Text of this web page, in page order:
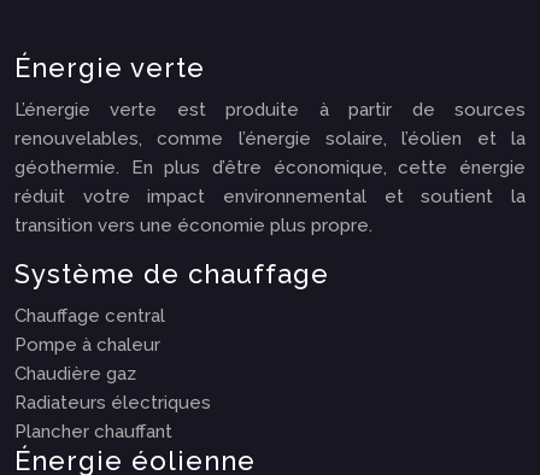
Énergie verte
L’énergie verte est produite à partir de sources
renouvelables, comme l’énergie solaire, l’éolien et la
géothermie. En plus d’être économique, cette énergie
réduit votre impact environnemental et soutient la
transition vers une économie plus propre.
Système de chauffage
Chauffage central
Pompe à chaleur
Chaudière gaz
Radiateurs électriques
Plancher chauffant
Énergie éolienne